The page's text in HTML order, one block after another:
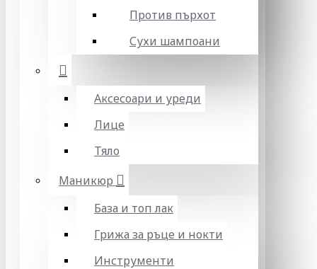
Против пърхот
Сухи шампоани
Аксесоари и уреди
Лице
Тяло
Маникюр
База и топ лак
Грижа за ръце и нокти
Инструменти